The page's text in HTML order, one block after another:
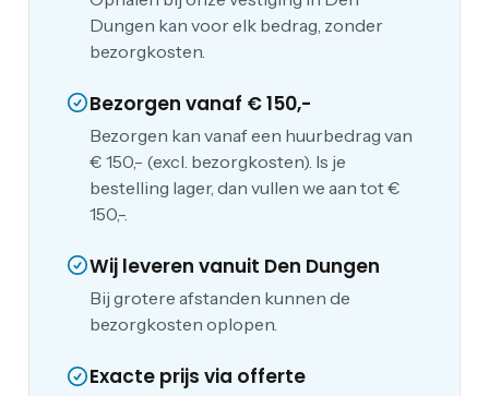
Dungen kan voor elk bedrag, zonder
bezorgkosten.
Bezorgen vanaf € 150,-
Bezorgen kan vanaf een huurbedrag van
€ 150,- (excl. bezorgkosten). Is je
bestelling lager, dan vullen we aan tot €
150,-.
Wij leveren vanuit Den Dungen
Bij grotere afstanden kunnen de
bezorgkosten oplopen.
Exacte prijs via offerte